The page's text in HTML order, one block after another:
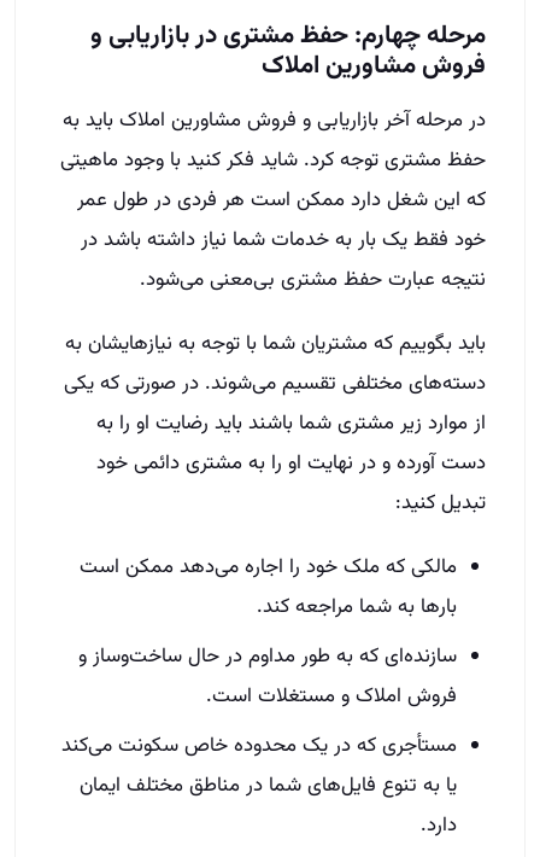
مرحله چهارم: حفظ مشتری در بازاریابی و
فروش مشاورین املاک
در مرحله آخر بازاریابی و فروش مشاورین املاک باید به
حفظ مشتری توجه کرد. شاید فکر کنید با وجود ماهیتی
که این شغل دارد ممکن است هر فردی در طول عمر
خود فقط یک بار به خدمات شما نیاز داشته باشد در
نتیجه عبارت حفظ مشتری بی‌معنی می‌شود.
باید بگوییم که مشتریان شما با توجه به نیازهایشان به
دسته‌های مختلفی تقسیم می‌شوند. در صورتی که یکی
از موارد زیر مشتری شما باشند باید رضایت او را به
دست آورده و در نهایت او را به مشتری دائمی خود
تبدیل کنید:
مالکی که ملک خود را اجاره می‌دهد ممکن است
بارها به شما مراجعه کند.
سازنده‌ای که به طور مداوم در حال ساخت‌وساز و
فروش املاک و مستغلات است.
مستأجری که در یک محدوده خاص سکونت می‌کند
یا به تنوع فایل‌های شما در مناطق مختلف ایمان
دارد.